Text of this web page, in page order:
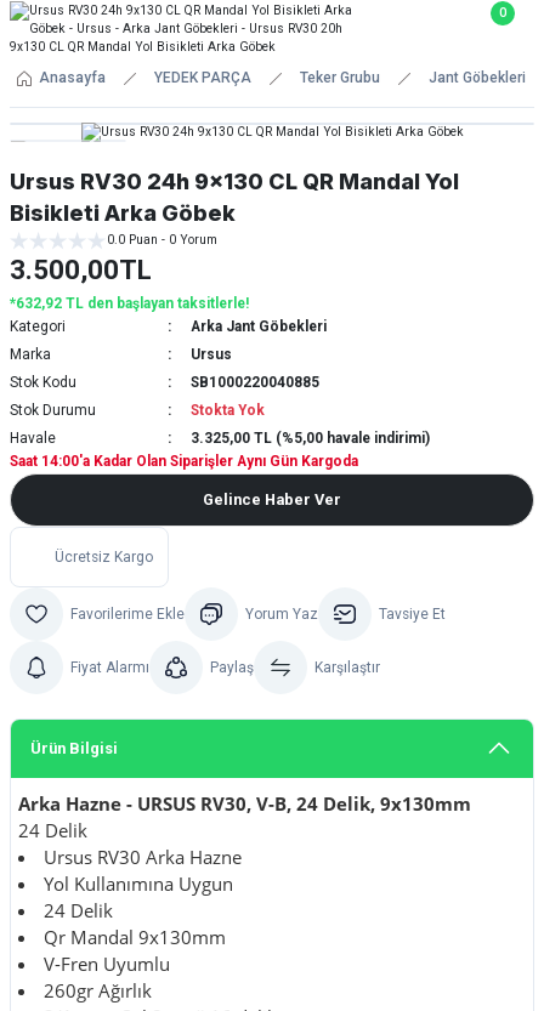
0
Anasayfa YEDEK PARÇA Teker Grubu Jant Göbekleri
Ursus RV30 24h 9x130 CL QR Mandal Yol
Bisikleti Arka Göbek
0.0 Puan - 0 Yorum
3.500,00TL
*632,92 TL den başlayan taksitlerle!
Kategori
Arka Jant Göbekleri
Marka
Ursus
Stok Kodu
SB1000220040885
Stok Durumu
Stokta Yok
Havale
3.325,00 TL (%5,00 havale indirimi)
Saat 14:00'a Kadar Olan Siparişler Aynı Gün Kargoda
Gelince Haber Ver
Ücretsiz Kargo
Yorum Yaz Tavsiye Et
Fiyat Alarmı Paylaş Karşılaştır
Ürün Bilgisi
Arka Hazne - URSUS RV30, V-B, 24 Delik, 9x130mm
24 Delik
Ursus RV30 Arka Hazne
Yol Kullanımına Uygun
24 Delik
Qr Mandal 9x130mm
V-Fren Uyumlu
260gr Ağırlık